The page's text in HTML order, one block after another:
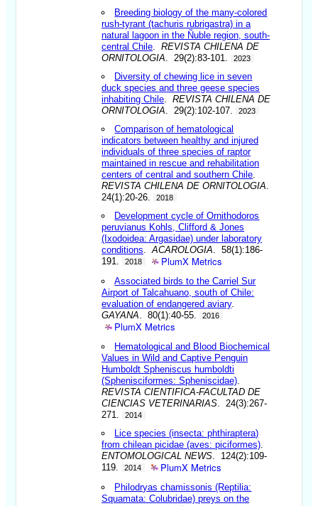
Breeding biology of the many-colored
rush-tyrant (tachuris rubrigastra) in a
natural lagoon in the Ñuble region, south-
central Chile .REVISTA CHILENA DE
ORNITOLOGIA . 29(2):83-101. 2023
Diversity of chewing lice in seven
duck species and three geese species
inhabiting Chile .REVISTA CHILENA DE
ORNITOLOGIA . 29(2):102-107. 2023
Comparison of hematological
indicators between healthy and injured
individuals of three species of raptor
maintained in rescue and rehabilitation
centers of central and southern Chile
REVISTA CHILENA DE ORNITOLOGIA
24(1):20-26.
2018
Development cycle of Ornithodoros
peruvianus Kohls, Clifford & Jones
(Ixodoidea: Argasidae) under laboratory
conditions .ACAROLOGIA . 58(1):186-
191.
2018 PlumX Metrics
Associated birds to the Carriel Sur
Airport of Talcahuano, south of Chile:
evaluation of endangered aviary.
GAYANA . 80(1):40-55. 2016
PlumX Metrics
Hematological and Blood Biochemical
Values in Wild and Captive Penguin
Humboldt Spheniscus humboldti
(Sphenisciformes: Spheniscidae)
REVISTA CIENTIFICA-FACULTAD DE
CIENCIAS VETERINARIAS . 24(3):267-
271.
2014
Lice species (insecta: phthiraptera)
from chilean picidae (aves: piciformes)
ENTOMOLOGICAL NEWS . 124(2):109-
119.
2014 PlumX Metrics
Philodryas chamissonis (Reptilia:
Squamata: Colubridae) preys on the